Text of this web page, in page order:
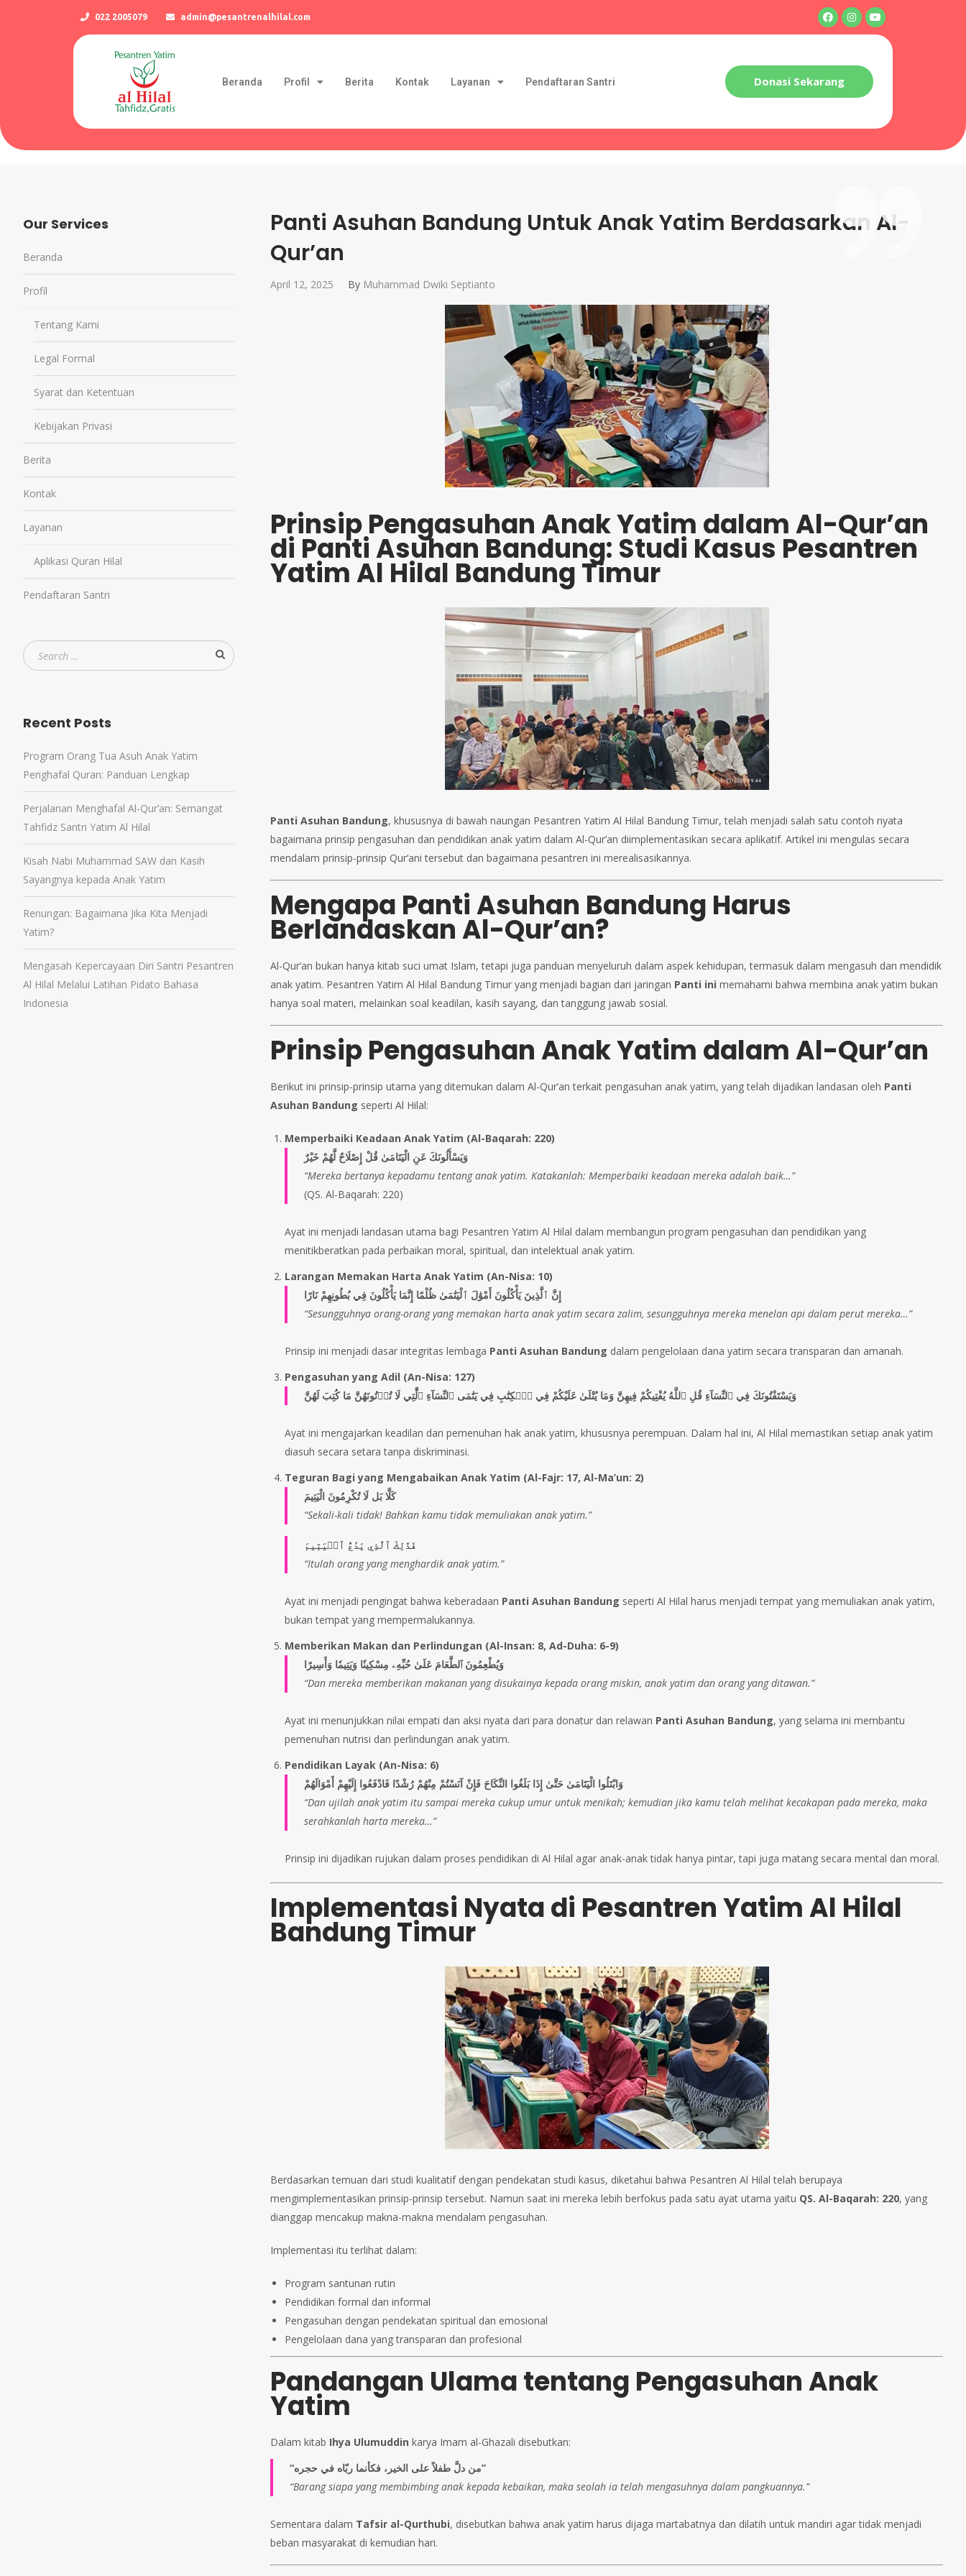
022 2005079 admin@pesantrenalhilal.com
Beranda Profil Berita Kontak Layanan Pendaftaran Santri Donasi Sekarang
Panti Asuhan Bandung Untuk Anak Yatim Berdasarkan Al-
Qur’an
April 12, 2025 By Muhammad Dwiki Septianto
Prinsip Pengasuhan Anak Yatim dalam Al-Qur’an
di Panti Asuhan Bandung: Studi Kasus Pesantren
Yatim Al Hilal Bandung Timur
Panti Asuhan Bandung, khususnya di bawah naungan Pesantren Yatim Al Hilal Bandung Timur, telah menjadi salah satu contoh nyata
bagaimana prinsip pengasuhan dan pendidikan anak yatim dalam Al-Qur’an diimplementasikan secara aplikatif. Artikel ini mengulas secara
mendalam prinsip-prinsip Qur’ani tersebut dan bagaimana pesantren ini merealisasikannya.
Mengapa Panti Asuhan Bandung Harus
Berlandaskan Al-Qur’an?
Al-Qur’an bukan hanya kitab suci umat Islam, tetapi juga panduan menyeluruh dalam aspek kehidupan, termasuk dalam mengasuh dan mendidik
anak yatim. Pesantren Yatim Al Hilal Bandung Timur yang menjadi bagian dari jaringan Panti ini memahami bahwa membina anak yatim bukan
hanya soal materi, melainkan soal keadilan, kasih sayang, dan tanggung jawab sosial.
Prinsip Pengasuhan Anak Yatim dalam Al-Qur’an
Berikut ini prinsip-prinsip utama yang ditemukan dalam Al-Qur’an terkait pengasuhan anak yatim, yang telah dijadikan landasan oleh Panti
Asuhan Bandung seperti Al Hilal:
Memperbaiki Keadaan Anak Yatim (Al-Baqarah: 220)
وَيَسْأَلُونَكَ عَنِ الْيَتَامَىٰ قُلْ إِصْلَاحٌ لَّهُمْ خَيْرٌ
“Mereka bertanya kepadamu tentang anak yatim. Katakanlah: Memperbaiki keadaan mereka adalah baik…”
(QS. Al-Baqarah: 220)
Ayat ini menjadi landasan utama bagi Pesantren Yatim Al Hilal dalam membangun program pengasuhan dan pendidikan yang
menitikberatkan pada perbaikan moral, spiritual, dan intelektual anak yatim.
Larangan Memakan Harta Anak Yatim (An-Nisa: 10)
إِنَّ ٱلَّذِينَ يَأْكُلُونَ أَمْوَٰلَ ٱلْيَتَٰمَىٰ ظُلْمًا إِنَّمَا يَأْكُلُونَ فِي بُطُونِهِمْ نَارًا
“Sesungguhnya orang-orang yang memakan harta anak yatim secara zalim, sesungguhnya mereka menelan api dalam perut mereka…”
Prinsip ini menjadi dasar integritas lembaga Panti Asuhan Bandung dalam pengelolaan dana yatim secara transparan dan amanah.
Pengasuhan yang Adil (An-Nisa: 127)
وَيَسْتَفْتُونَكَ فِي ٱلنِّسَآءِ قُلِ ٱللَّهُ يُفْتِيكُمْ فِيهِنَّ وَمَا يُتْلَىٰ عَلَيْكُمْ فِي ٱلۡكِتَٰبِ فِي يَتَٰمَى ٱلنِّسَآءِ ٱلَّٰتِي لَا تُؤۡتُونَهُنَّ مَا كُتِبَ لَهُنَّ
Ayat ini mengajarkan keadilan dan pemenuhan hak anak yatim, khususnya perempuan. Dalam hal ini, Al Hilal memastikan setiap anak yatim
diasuh secara setara tanpa diskriminasi.
Teguran Bagi yang Mengabaikan Anak Yatim (Al-Fajr: 17, Al-Ma’un: 2)
كَلَّا بَل لَا تُكْرِمُونَ الْيَتِيمَ
“Sekali-kali tidak! Bahkan kamu tidak memuliakan anak yatim.”
فَذَٰلِكَ ٱلَّذِي يَدُعُّ ٱلۡيَتِيمَ
“Itulah orang yang menghardik anak yatim.”
Ayat ini menjadi pengingat bahwa keberadaan Panti Asuhan Bandung seperti Al Hilal harus menjadi tempat yang memuliakan anak yatim,
bukan tempat yang mempermalukannya.
Memberikan Makan dan Perlindungan (Al-Insan: 8, Ad-Duha: 6-9)
وَيُطْعِمُونَ ٱلطَّعَامَ عَلَىٰ حُبِّهِۦ مِسْكِينٗا وَيَتِيمٗا وَأَسِيرًا
“Dan mereka memberikan makanan yang disukainya kepada orang miskin, anak yatim dan orang yang ditawan.”
Ayat ini menunjukkan nilai empati dan aksi nyata dari para donatur dan relawan Panti Asuhan Bandung, yang selama ini membantu
pemenuhan nutrisi dan perlindungan anak yatim.
Pendidikan Layak (An-Nisa: 6)
وَابْتَلُوا الْيَتَامَىٰ حَتَّىٰ إِذَا بَلَغُوا النِّكَاحَ فَإِنْ آنَسْتُمْ مِنْهُمْ رُشْدًا فَادْفَعُوا إِلَيْهِمْ أَمْوَالَهُمْ
“Dan ujilah anak yatim itu sampai mereka cukup umur untuk menikah; kemudian jika kamu telah melihat kecakapan pada mereka, maka
serahkanlah harta mereka…”
Prinsip ini dijadikan rujukan dalam proses pendidikan di Al Hilal agar anak-anak tidak hanya pintar, tapi juga matang secara mental dan moral.
Implementasi Nyata di Pesantren Yatim Al Hilal
Bandung Timur
Berdasarkan temuan dari studi kualitatif dengan pendekatan studi kasus, diketahui bahwa Pesantren Al Hilal telah berupaya
mengimplementasikan prinsip-prinsip tersebut. Namun saat ini mereka lebih berfokus pada satu ayat utama yaitu QS. Al-Baqarah: 220, yang
dianggap mencakup makna-makna mendalam pengasuhan.
Implementasi itu terlihat dalam:
Program santunan rutin
Pendidikan formal dan informal
Pengasuhan dengan pendekatan spiritual dan emosional
Pengelolaan dana yang transparan dan profesional
Pandangan Ulama tentang Pengasuhan Anak
Yatim
Dalam kitab Ihya Ulumuddin karya Imam al-Ghazali disebutkan:
“من دلَّ طفلاً على الخير، فكأنما ربّاه في حجره”
“Barang siapa yang membimbing anak kepada kebaikan, maka seolah ia telah mengasuhnya dalam pangkuannya.”
Sementara dalam Tafsir al-Qurthubi, disebutkan bahwa anak yatim harus dijaga martabatnya dan dilatih untuk mandiri agar tidak menjadi
beban masyarakat di kemudian hari.
Our Services
Beranda
Profil
Tentang Kami
Legal Formal
Syarat dan Ketentuan
Kebijakan Privasi
Berita
Kontak
Layanan
Aplikasi Quran Hilal
Pendaftaran Santri
Recent Posts
Program Orang Tua Asuh Anak Yatim
Penghafal Quran: Panduan Lengkap
Perjalanan Menghafal Al-Qur’an: Semangat
Tahfidz Santri Yatim Al Hilal
Kisah Nabi Muhammad SAW dan Kasih
Sayangnya kepada Anak Yatim
Renungan: Bagaimana Jika Kita Menjadi
Yatim?
Mengasah Kepercayaan Diri Santri Pesantren
Al Hilal Melalui Latihan Pidato Bahasa
Indonesia